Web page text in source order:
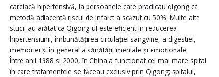
cardiacă hipertensivă, la persoanele care practicau qigong ca
metodă adiacentă riscul de infarct a scăzut cu 50%. Multe alte
studii au arătat ca Qigong-ul este eficient în reducerea
hipertensiunii, îmbunătățirea circulației sangvine, a digestiei,
memoriei și în general a sănătății mentale și emoționale.
Între anii 1988 si 2000, în China a functionat cel mai mare spital
în care tratamentele se făceau exclusiv prin Qigong; spitalul,